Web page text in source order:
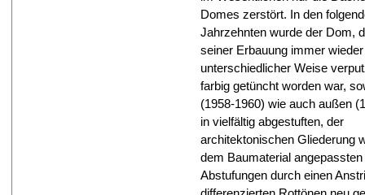
Domes zerstört. In den
Jahrzehnten wurde der Dom,
seiner Erbauung immer
unterschiedlicher Weise
farbig getüncht worden war,
(1958-1960) wie auch außen
in vielfältig abgestuften, der
architektonischen Gliederung
dem Baumaterial angepassten
Abstufungen durch einen